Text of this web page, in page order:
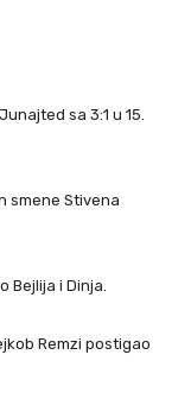
sa 3:1 u 15.
smene Stivena
Bejlija i Dinja.
Remzi postigao